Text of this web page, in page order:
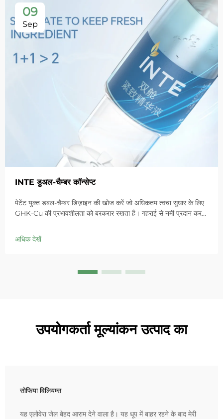
09
Sep
INTE डुअल-चैम्बर कॉन्सेप्ट
पेटेंट युक्त डबल-चैम्बर डिज़ाइन की खोज करें जो अधिकतम त्वचा सुधार के लिए
GHK-Cu की प्रभावशीलता को बरकरार रखता है। गहराई से नमी प्रदान करता
आज ही 'स्मॉल ब्लू चैम्बर' समाधान आजमाएं।
अधिक देखें
उपयोगकर्ता मूल्यांकन उत्पाद का
सोफिया विलियम्स
यह एलोवेरा जेल बेहद आराम देने वाला है। यह धूप में बाहर रहने के बाद मेरी